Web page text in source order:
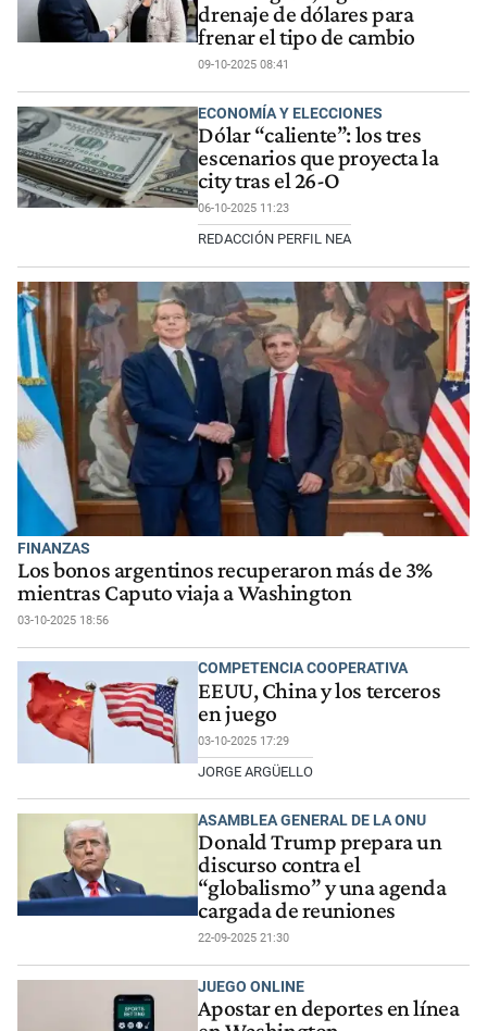
drenaje de dólares para
frenar el tipo de cambio
09-10-2025 08:41
ECONOMÍA Y ELECCIONES
Dólar “caliente”: los tres
escenarios que proyecta la
city tras el 26-O
06-10-2025 11:23
REDACCIÓN PERFIL NEA
FINANZAS
Los bonos argentinos recuperaron más de 3%
mientras Caputo viaja a Washington
03-10-2025 18:56
COMPETENCIA COOPERATIVA
EEUU, China y los terceros
en juego
03-10-2025 17:29
JORGE ARGÜELLO
ASAMBLEA GENERAL DE LA ONU
Donald Trump prepara un
discurso contra el
“globalismo” y una agenda
cargada de reuniones
22-09-2025 21:30
JUEGO ONLINE
Apostar en deportes en línea